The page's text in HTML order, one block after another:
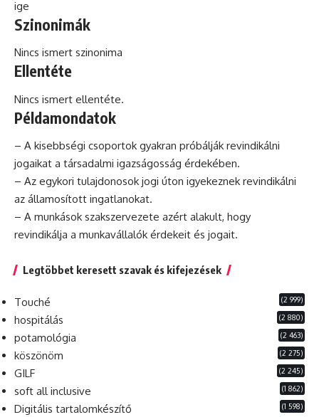
ige
Szinonimák
Nincs ismert szinonima
Ellentéte
Nincs ismert ellentéte.
Példamondatok
– A kisebbségi csoportok gyakran próbálják revindikálni
jogaikat a társadalmi igazságosság érdekében.
– Az egykori tulajdonosok jogi úton igyekeznek revindikálni
az államosított ingatlanokat.
– A munkások szakszervezete azért alakult, hogy
revindikálja a munkavállalók érdekeit és jogait.
Legtöbbet keresett szavak és kifejezések
Touché (2 999)
hospitálás (2 880)
potamológia (2 463)
köszönöm (2 275)
GILF (2 245)
soft all inclusive (1 862)
Digitális tartalomkészítő (1 598)